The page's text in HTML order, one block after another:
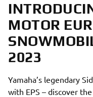
MOTOR
2023
Yamaha’s legendary
with EPS – discover